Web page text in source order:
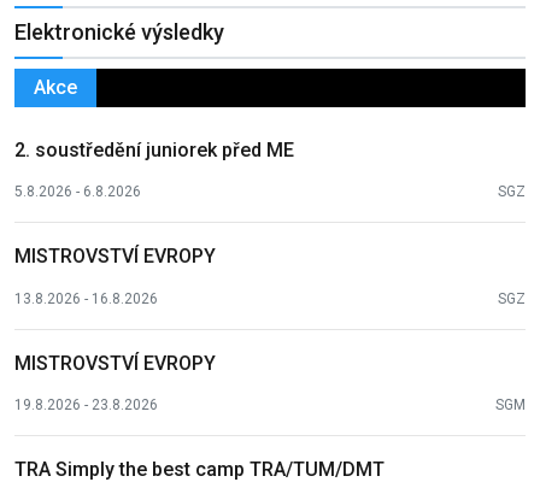
Elektronické výsledky
Akce
2. soustředění juniorek před ME
5.8.2026 - 6.8.2026 SGZ
MISTROVSTVÍ EVROPY
13.8.2026 - 16.8.2026 SGZ
MISTROVSTVÍ EVROPY
19.8.2026 - 23.8.2026 SGM
TRA Simply the best camp TRA/TUM/DMT